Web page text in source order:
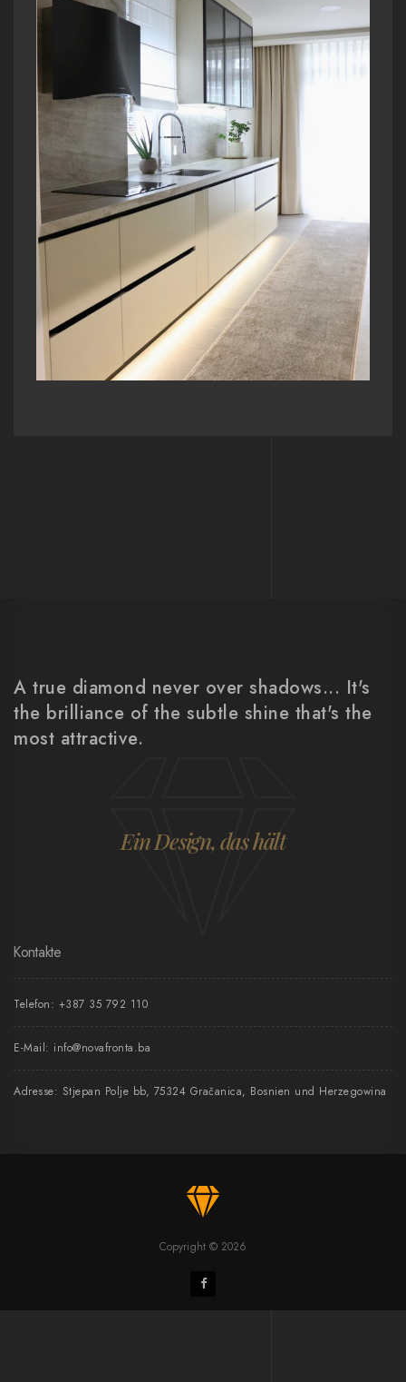
A true diamond never over shadows... It's
the brilliance of the subtle shine that's the
most attractive.
Ein Design, das hält
Kontakte
Telefon: +387 35 792 110
E-Mail: info@novafronta.ba
Adresse: Stjepan Polje bb, 75324 Gračanica, Bosnien und Herzegowina
Copyright © 2026